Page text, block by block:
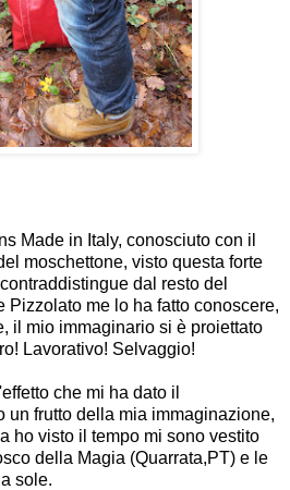
Made in Italy, conosciuto con il
moschettone, visto questa forte
dal resto del
Pizzolato me lo ha fatto conoscere,
il mio immaginario si è proiettato
Lavorativo! Selvaggio!
che mi ha dato il
un frutto della mia immaginazione,
ho visto il tempo mi sono vestito
della Magia (Quarrata,PT) e le
sole.